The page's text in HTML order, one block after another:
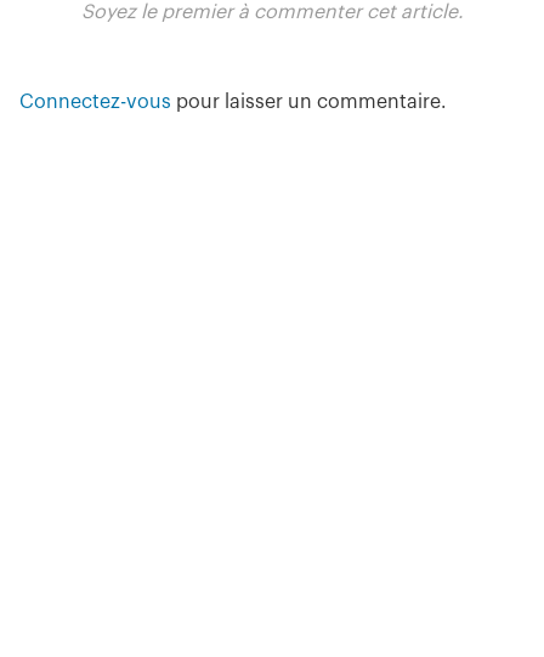
Soyez le premier à commenter cet article.
Connectez-vous pour laisser un commentaire.